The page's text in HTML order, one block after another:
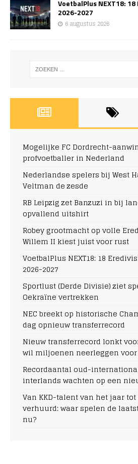
VoetbalPlus NEXT18:
2026-2027
6 augustus 2026
Mogelijke FC Dordrecht-
profvoetballer in Nederland
Nederlandse spelers bij West
Veltman de zesde
RB Leipzig zet Banzuzi in bij
opvallend uitshirt
Robey grootmacht op volle
Willem II kiest juist voor rust
VoetbalPlus NEXT18: 18
2026-2027
Sportlust (Derde Divisie) ziet
Oekraïne vertrekken
NEC breekt op historische
dag opnieuw transferrecord
Nieuw transferrecord lonkt
wil miljoenen neerleggen
Recordaantal oud-
interlands wachten op een
Van KKD-talent van het jaar
verhuurd: waar spelen de
nu?